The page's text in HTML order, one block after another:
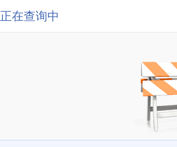
正在查询中